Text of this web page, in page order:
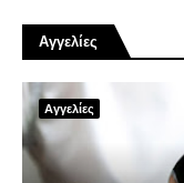
Αγγελίες
Αγγελίες